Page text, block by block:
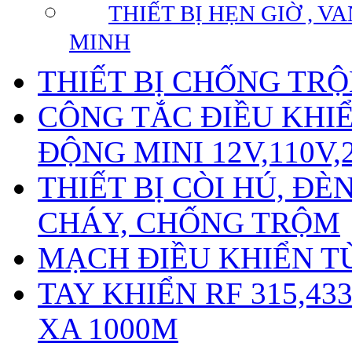
THIẾT BỊ HẸN GIỜ ,
MINH
THIẾT BỊ CHỐNG
CÔNG TẮC ĐIỀU
ĐỘNG MINI
THIẾT BỊ CÒI HÚ,
CHÁY, CHỐNG TRỘM
MẠCH ĐIỀU KHIỂN
TAY KHIỂN RF
XA 1000M